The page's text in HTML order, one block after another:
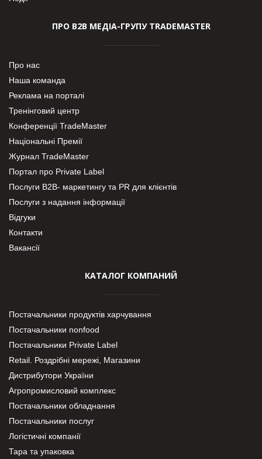
ПРО В2В МЕДІА-ГРУПУ TRADEMASTER
Про нас
Наша команда
Реклама на порталі
Тренінговий центр
Конференції TradeMaster
Національні Премії
Журнал TradeMaster
Портал про Private Label
Послуги В2В- маркетингу та PR для клієнтів
Послуги з надання інформації
Відгуки
Контакти
Вакансії
КАТАЛОГ КОМПАНИЙ
Постачальники продуктів харчування
Постачальники nonfood
Постачальники Private Label
Retail. Роздрібні мережі, Магазини
Дистрибутори України
Агропромисловий комплекс
Постачальники обладнання
Постачальники послуг
Логістичні компанії
Тара та упаковка